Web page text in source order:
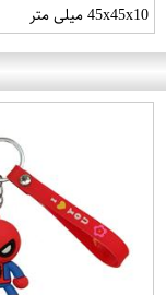
45x45x10 میلی متر